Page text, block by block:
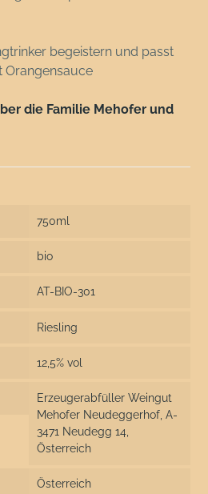
begeistern und passt
Orangensauce
die Familie Mehofer und
750ml
bio
AT-BIO-301
Riesling
12,5% vol
Erzeugerabfüller Weingut
Mehofer Neudeggerhof, A-
3471 Neudegg 14,
Österreich
Österreich